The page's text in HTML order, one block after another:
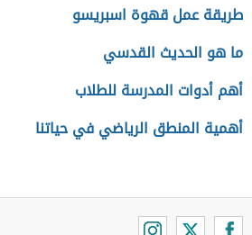
طريقة عمل قهوة اسبريسو
ما هو الحديث القدسي
أهم أدوات المدرسة للطلاب
أهمية المنطق الرياضي في حياتنا